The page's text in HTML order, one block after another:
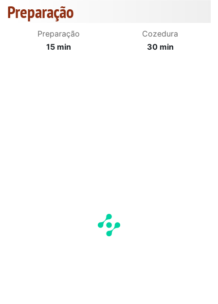
Preparação
Preparação
15 min
Cozedura
30 min